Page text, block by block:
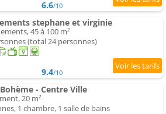
6.6/10
stephane et virginie
45 à 100 m²
(total 24 personnes)
9.4/10
- Centre Ville
20 m²
1 chambre, 1 salle de bains